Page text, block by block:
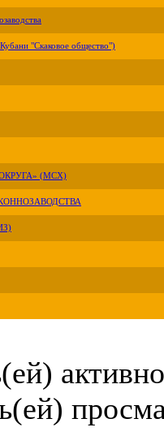
"Скаковое общество")
(МСХ)
активно